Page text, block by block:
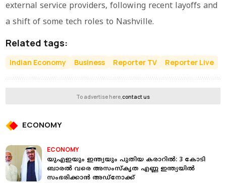
external service providers, following recent layoffs and
a shift of some tech roles to Nashville.
Related tags:
Indian Economy Business Reporter TV Reporter Live
To advertise here,contact us
ECONOMY
ECONOMY
യുഎഇയും ഇന്ത്യയും പുതിയ കരാറില്‍: 3 കോടി
ബാരൽ വരെ അസംസ്‌കൃത എണ്ണ ഇന്ത്യയില്‍
സംഭരിക്കാന്‍ അഡ്നോക്ക്